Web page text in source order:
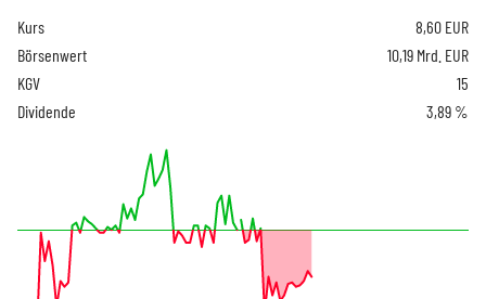
Kurs 8,60 EUR
Börsenwert
10,19 Mrd. EUR
KGV
15
Dividende
3,89 %